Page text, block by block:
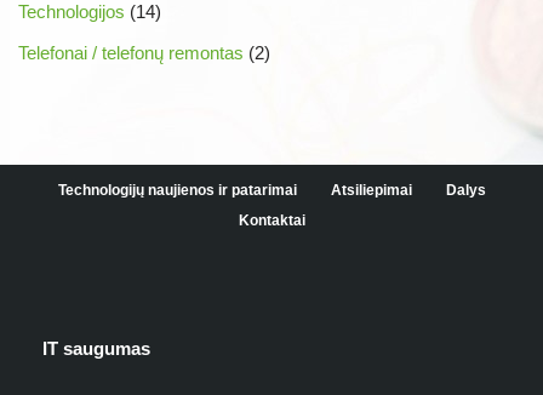
Technologijos (14)
Telefonai / telefonų remontas (2)
Technologijų naujienos ir patarimai Atsiliepimai
Dalys
Kontaktai
IT saugumas